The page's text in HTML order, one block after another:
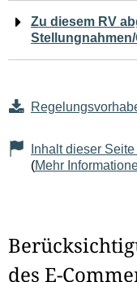
Zu diesem RV
Inhalt dieser
(Mehr
des E-